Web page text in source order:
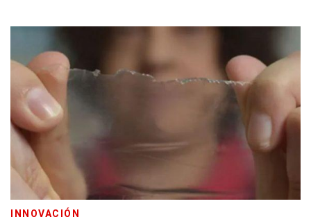
INNOVACIÓN